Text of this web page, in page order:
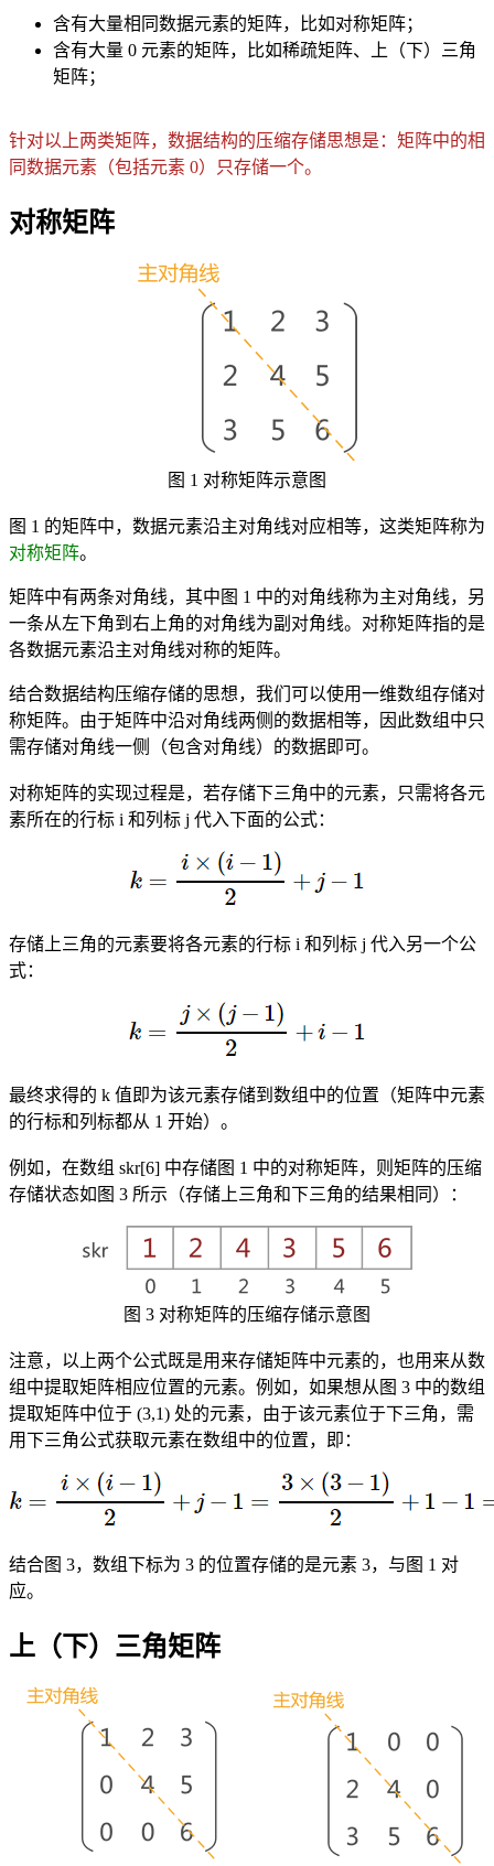
含有大量相同数据元素的矩阵，比如对称矩阵；
含有大量 0 元素的矩阵，比如稀疏矩阵、上（下）三角
矩阵；
针对以上两类矩阵，数据结构的压缩存储思想是：矩阵中的相
同数据元素（包括元素 0）只存储一个。
对称矩阵
图 1 对称矩阵示意图
图 1 的矩阵中，数据元素沿主对角线对应相等，这类矩阵称为
对称矩阵。
矩阵中有两条对角线，其中图 1 中的对角线称为主对角线，另
一条从左下角到右上角的对角线为副对角线。对称矩阵指的是
各数据元素沿主对角线对称的矩阵。
结合数据结构压缩存储的思想，我们可以使用一维数组存储对
称矩阵。由于矩阵中沿对角线两侧的数据相等，因此数组中只
需存储对角线一侧（包含对角线）的数据即可。
对称矩阵的实现过程是，若存储下三角中的元素，只需将各元
素所在的行标 i 和列标 j 代入下面的公式：
存储上三角的元素要将各元素的行标 i 和列标 j 代入另一个公
式：
最终求得的 k 值即为该元素存储到数组中的位置（矩阵中元素
的行标和列标都从 1 开始）。
例如，在数组 skr[6] 中存储图 1 中的对称矩阵，则矩阵的压缩
存储状态如图 3 所示（存储上三角和下三角的结果相同）：
图 3 对称矩阵的压缩存储示意图
注意，以上两个公式既是用来存储矩阵中元素的，也用来从数
组中提取矩阵相应位置的元素。例如，如果想从图 3 中的数组
提取矩阵中位于 (3,1) 处的元素，由于该元素位于下三角，需
用下三角公式获取元素在数组中的位置，即：
结合图 3，数组下标为 3 的位置存储的是元素 3，与图 1 对
应。
上（下）三角矩阵